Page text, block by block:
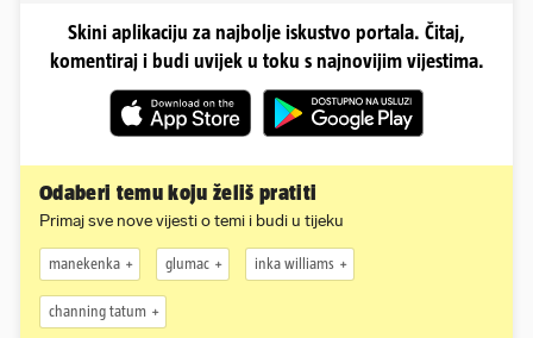
Skini aplikaciju za najbolje iskustvo portala. Čitaj,
komentiraj i budi uvijek u toku s najnovijim vijestima.
Odaberi temu koju želiš pratiti
Primaj sve nove vijesti o temi i budi u tijeku
manekenka glumac inka williams
channing tatum